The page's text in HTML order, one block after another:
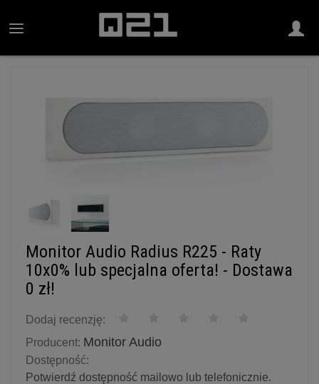
Monitor Audio Radius R225 - Raty
10x0% lub specjalna oferta! - Dostawa
0 zł!
Dodaj recenzję:
Producent: Monitor Audio
Dostępność:
Potwierdź dostępność mailowo lub telefonicznie.